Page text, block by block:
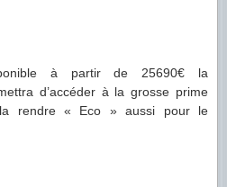
à partir de 25690€ la
d’accéder à la grosse prime
rendre « Eco » aussi pour le